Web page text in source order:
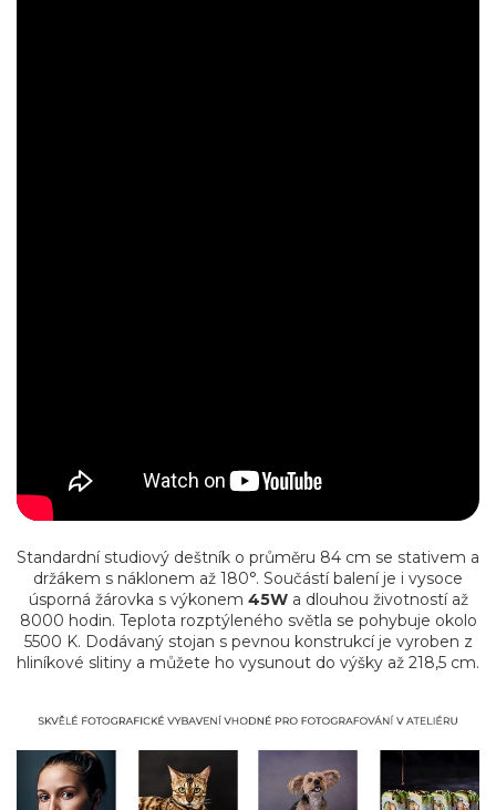
Standardní studiový deštník o průměru 84 cm se stativem a
držákem s náklonem až 180°. Součástí balení je i vysoce
úsporná žárovka s výkonem 45Wa dlouhou životností až
8000 hodin. Teplota rozptýleného světla se pohybuje okolo
5500 K. Dodávaný stojan s pevnou konstrukcí je vyroben z
hliníkové slitiny a můžete ho vysunout do výšky až 218,5 cm.